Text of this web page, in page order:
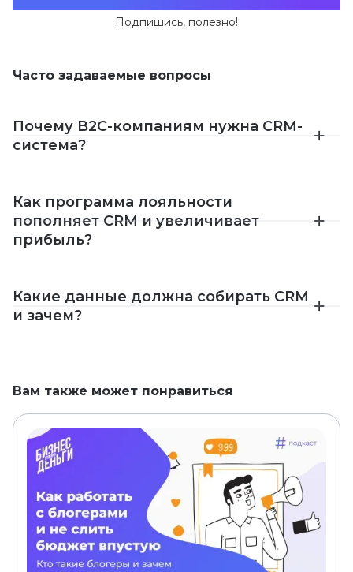
Подпишись, полезно!
Часто задаваемые вопросы
Почему B2C-компаниям нужна CRM-
система?
Как программа лояльности
пополняет CRM и увеличивает
прибыль?
Какие данные должна собирать CRM
и зачем?
Вам также может понравиться